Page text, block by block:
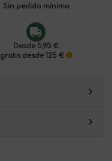
Sin pedido mínimo
Desde 5,95 €
gratis desde 125 €